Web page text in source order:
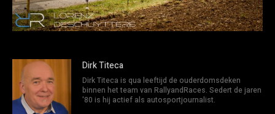
Dirk Titeca
Dirk Titeca is qua leeftijd de ouderdomsdeken
binnen het team van RallyandRaces. Sedert de jaren
'80 is hij actief als autosportjournalist.